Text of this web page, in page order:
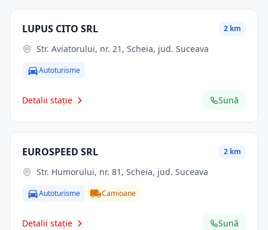
LUPUS CITO SRL 2 km
Str. Aviatorului, nr. 21, Scheia, jud. Suceava
Autoturisme
Detalii stație Sună
EUROSPEED SRL 2 km
Str. Humorului, nr. 81, Scheia, jud. Suceava
Autoturisme Camioane
Detalii stație Sună